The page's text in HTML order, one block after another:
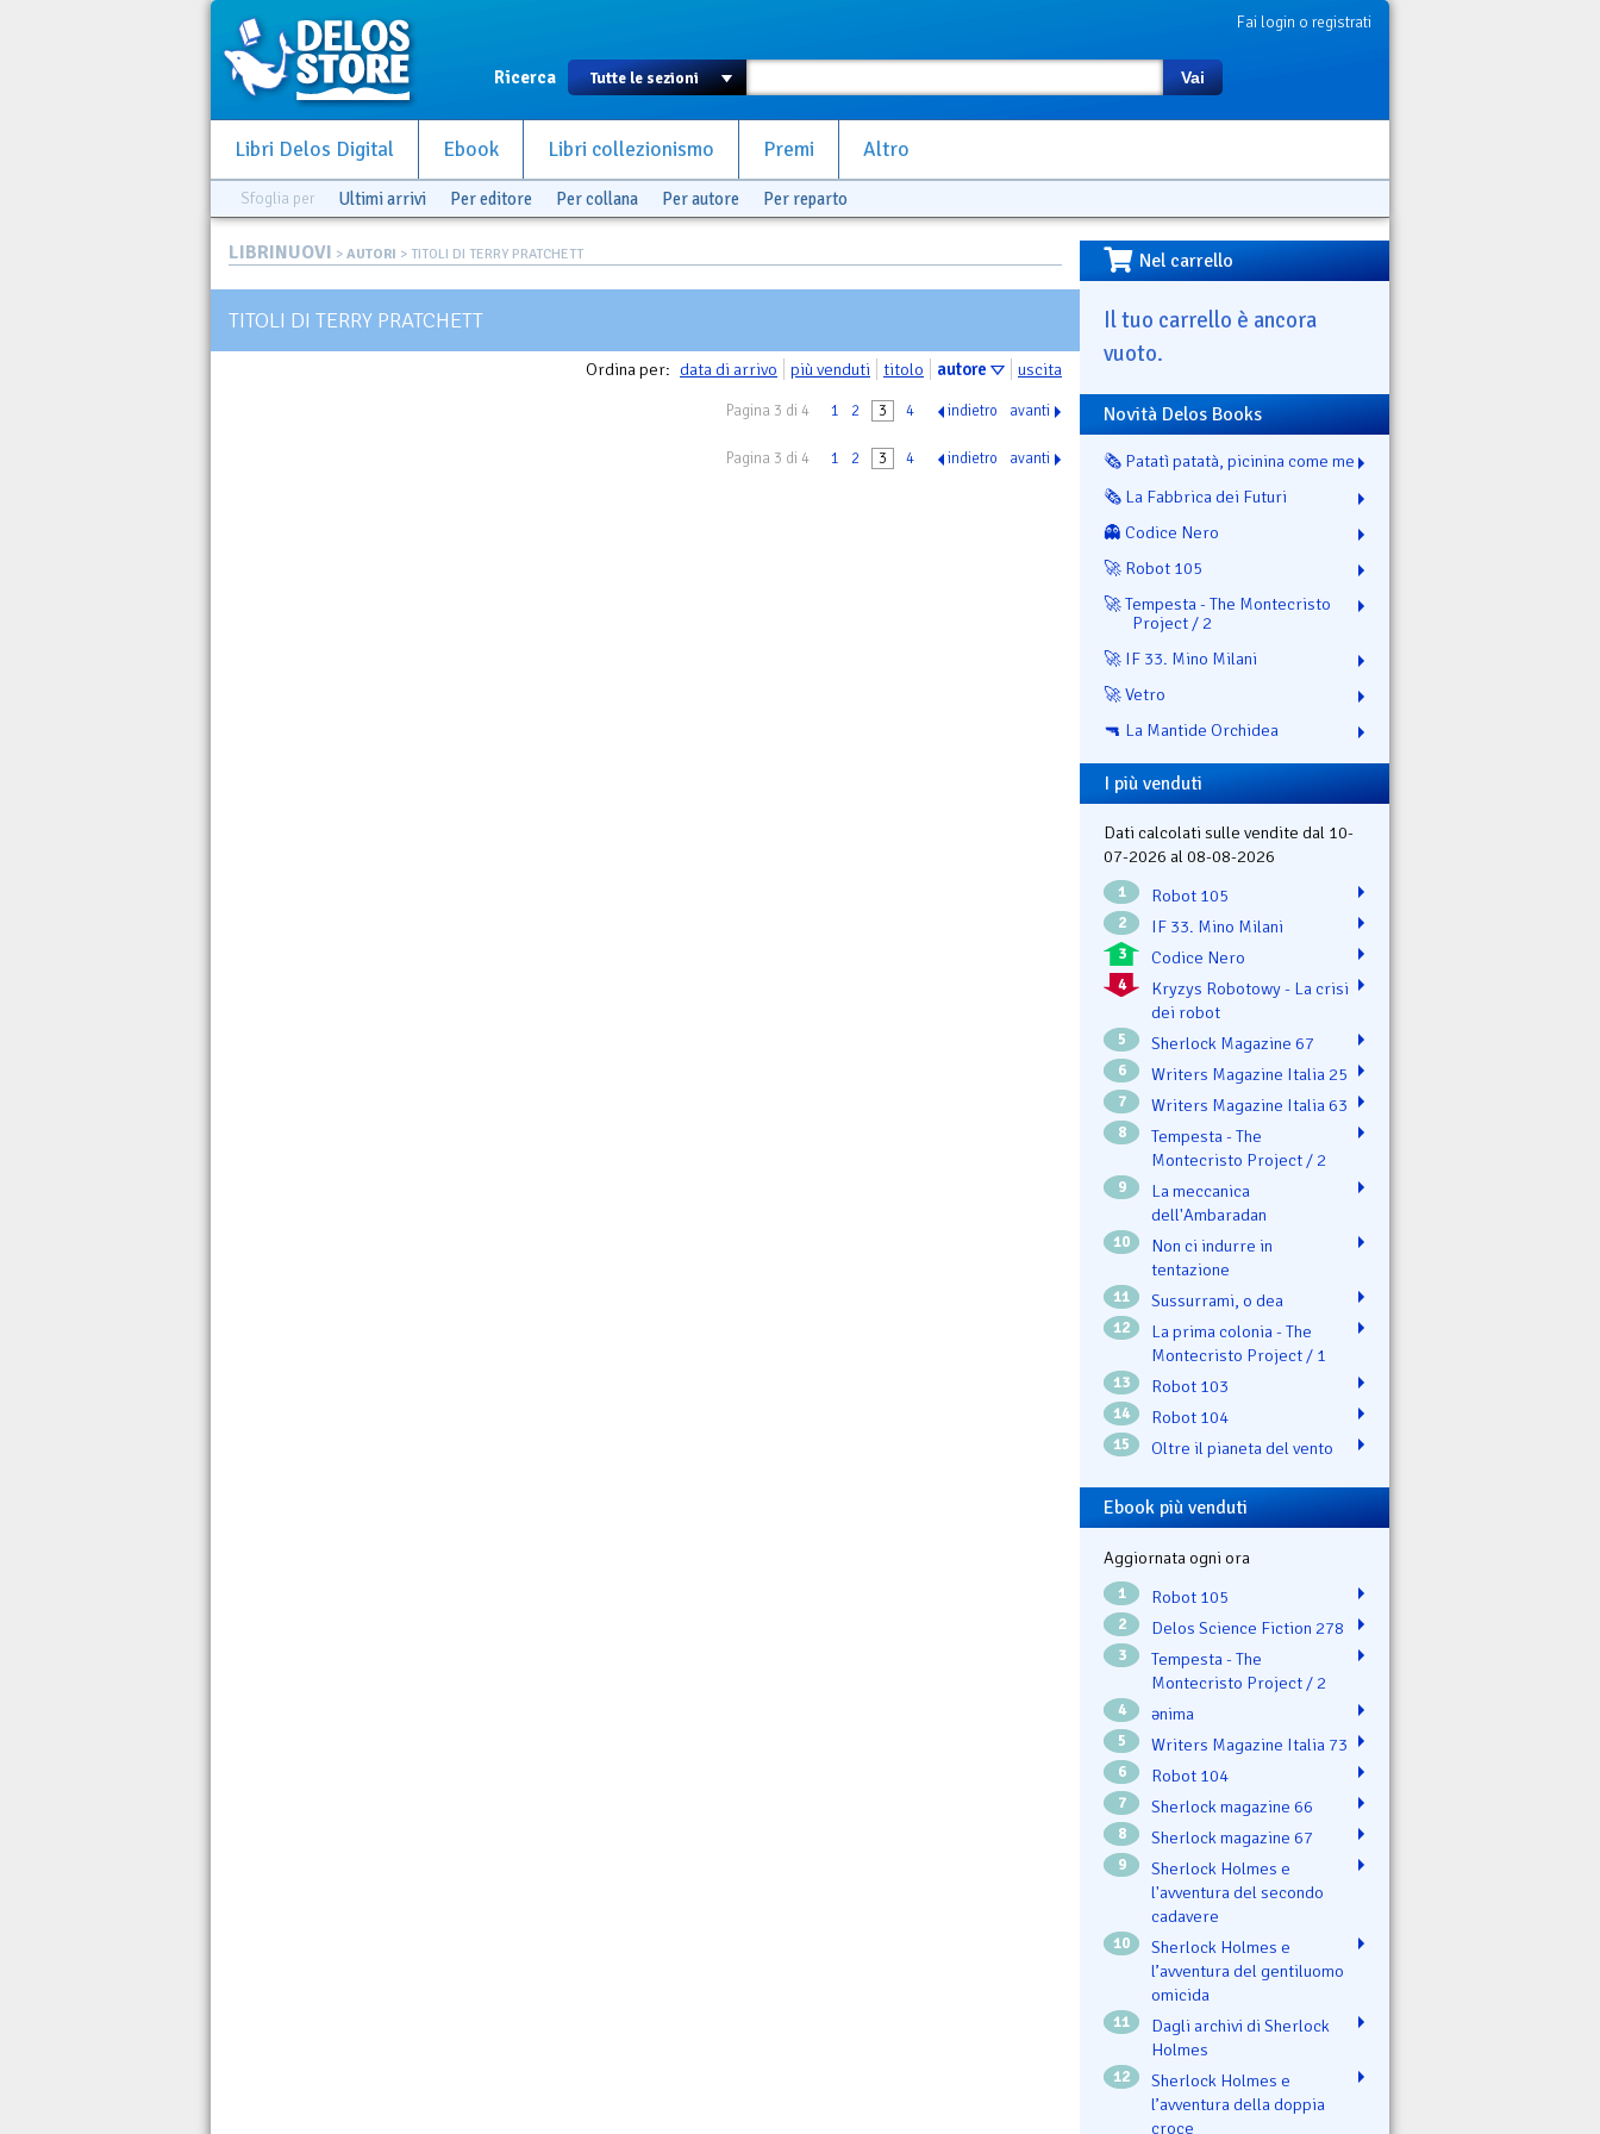
Fai login o registrati
Ricerca Vai
Libri Delos Digital Ebook Libri collezionismo Premi Altro
Sfoglia per Ultimi arrivi Per editore Per collana Per autore Per reparto
LIBRINUOVI > AUTORI > TITOLI DI TERRY PRATCHETT
TITOLI DI TERRY PRATCHETT
Ordina per: data di arrivo più venduti titolo autore uscita
Pagina 3 di 4 1 2 3 4 indietro avanti
Pagina 3 di 4 1 2 3 4 indietro avanti
Nel carrello
Il tuo carrello è ancora
vuoto.
Novità Delos Books
🗞️ Patatì patatà, picinina come me
🗞️ La Fabbrica dei Futuri
👻 Codice Nero
🚀 Robot 105
🚀 Tempesta - The Montecristo
Project / 2
🚀 IF 33. Mino Milani
🚀 Vetro
🔫 La Mantide Orchidea
I più venduti
Dati calcolati sulle vendite dal 10-
07-2026 al 08-08-2026
1 Robot 105
2 IF 33. Mino Milani
3 Codice Nero
4
Kryzys Robotowy - La crisi
dei robot
5 Sherlock Magazine 67
6 Writers Magazine Italia 25
7 Writers Magazine Italia 63
8
Tempesta - The
Montecristo Project / 2
9
La meccanica
dell'Ambaradan
10
Non ci indurre in
tentazione
11 Sussurrami, o dea
12
La prima colonia - The
Montecristo Project / 1
13 Robot 103
14 Robot 104
15 Oltre il pianeta del vento
Ebook più venduti
Aggiornata ogni ora
1 Robot 105
2 Delos Science Fiction 278
3
Tempesta - The
Montecristo Project / 2
4 ənima
5 Writers Magazine Italia 73
6 Robot 104
7 Sherlock magazine 66
8 Sherlock magazine 67
9
Sherlock Holmes e
l'avventura del secondo
cadavere
10
Sherlock Holmes e
l’avventura del gentiluomo
omicida
11
Dagli archivi di Sherlock
Holmes
12
Sherlock Holmes e
l’avventura della doppia
croce